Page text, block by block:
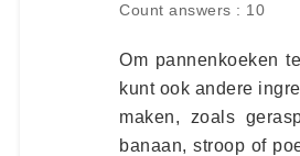
Count answers : 10
Om pannenkoeken
kunt ook andere
maken, zoals
banaan, stroop of